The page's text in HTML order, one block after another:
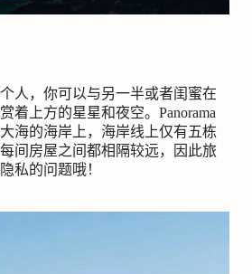
人，你可以与另一半或者闺蜜在
着上方的星星和夜空。 Panorama
海的海岸上，海岸线上仅有五栋
间房屋之间都相隔较远，因此旅
私的问题哦！